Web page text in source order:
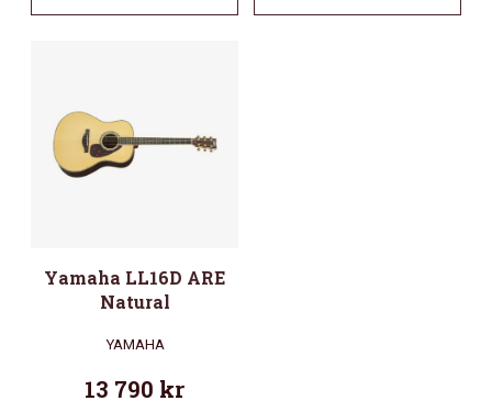
Yamaha LL16D ARE
Natural
YAMAHA
13 790 kr